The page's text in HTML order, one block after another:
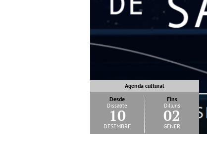
Agenda cultural
Desde
Dissabte
10
desembre
Fins
Dilluns
02
gener